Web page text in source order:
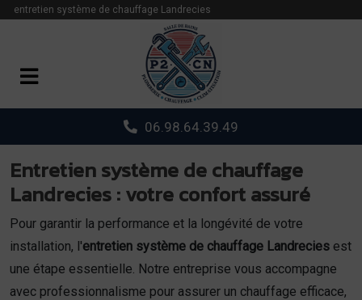
entretien système de chauffage Landrecies
06.98.64.39.49
Entretien système de chauffage
Landrecies : votre confort assuré
Pour garantir la performance et la longévité de votre
installation, l'entretien système de chauffage Landrecies est
une étape essentielle. Notre entreprise vous accompagne
avec professionnalisme pour assurer un chauffage efficace,
Panneau de gestion des cookies